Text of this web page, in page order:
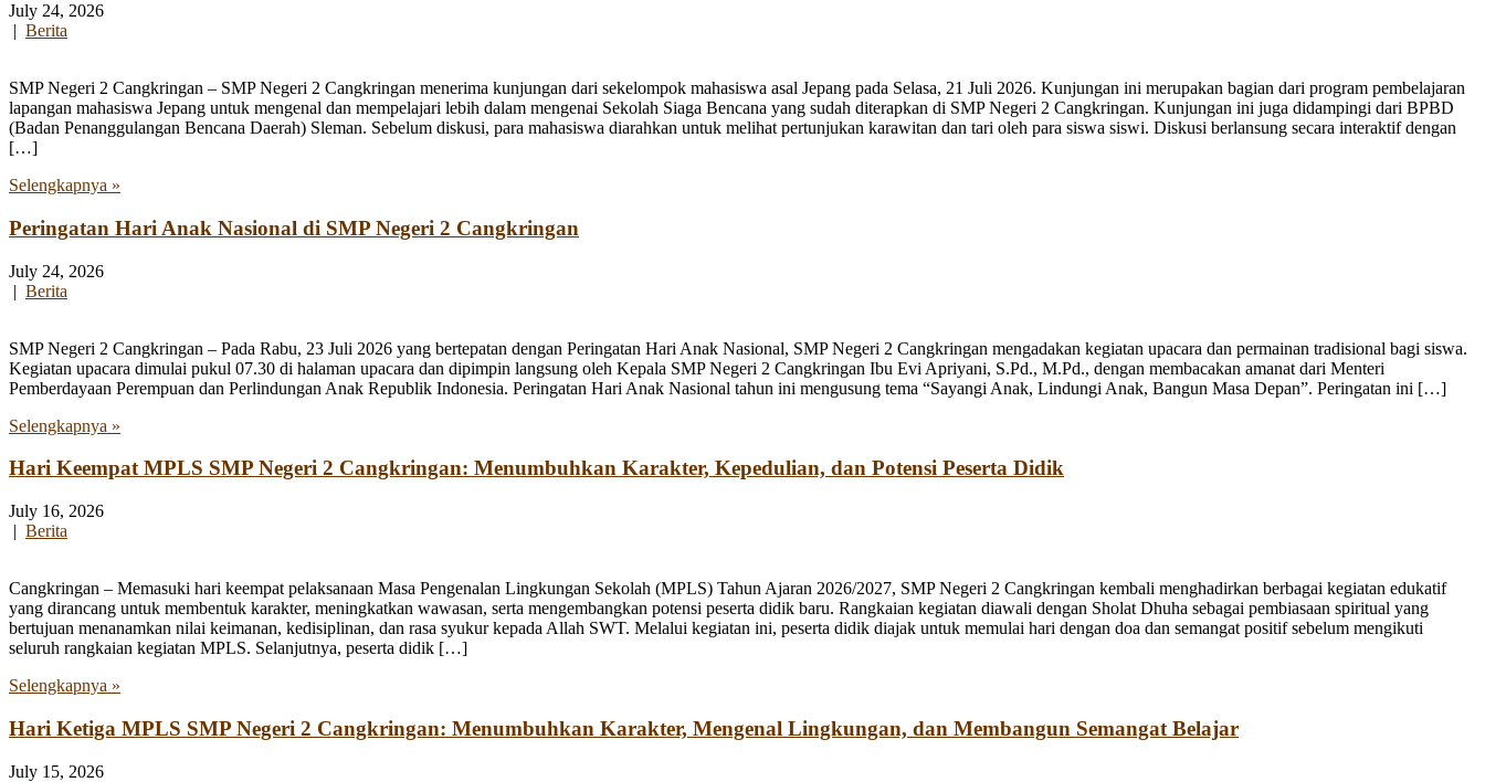
July 24, 2026
| Berita
SMP Negeri 2 Cangkringan – SMP Negeri 2 Cangkringan menerima kunjungan dari sekelompok mahasiswa asal Jepang pada Selasa, 21 Juli 2026. Kunjungan ini merupakan bagian dari program pembelajaran
lapangan mahasiswa Jepang untuk mengenal dan mempelajari lebih dalam mengenai Sekolah Siaga Bencana yang sudah diterapkan di SMP Negeri 2 Cangkringan. Kunjungan ini juga didampingi dari BPBD
(Badan Penanggulangan Bencana Daerah) Sleman. Sebelum diskusi, para mahasiswa diarahkan untuk melihat pertunjukan karawitan dan tari oleh para siswa siswi. Diskusi berlansung secara interaktif dengan
[…]
Selengkapnya »
Peringatan Hari Anak Nasional di SMP Negeri 2 Cangkringan
July 24, 2026
| Berita
SMP Negeri 2 Cangkringan – Pada Rabu, 23 Juli 2026 yang bertepatan dengan Peringatan Hari Anak Nasional, SMP Negeri 2 Cangkringan mengadakan kegiatan upacara dan permainan tradisional bagi siswa.
Kegiatan upacara dimulai pukul 07.30 di halaman upacara dan dipimpin langsung oleh Kepala SMP Negeri 2 Cangkringan Ibu Evi Apriyani, S.Pd., M.Pd., dengan membacakan amanat dari Menteri
Pemberdayaan Perempuan dan Perlindungan Anak Republik Indonesia. Peringatan Hari Anak Nasional tahun ini mengusung tema “Sayangi Anak, Lindungi Anak, Bangun Masa Depan”. Peringatan ini […]
Selengkapnya »
Hari Keempat MPLS SMP Negeri 2 Cangkringan: Menumbuhkan Karakter, Kepedulian, dan Potensi Peserta Didik
July 16, 2026
| Berita
Cangkringan – Memasuki hari keempat pelaksanaan Masa Pengenalan Lingkungan Sekolah (MPLS) Tahun Ajaran 2026/2027, SMP Negeri 2 Cangkringan kembali menghadirkan berbagai kegiatan edukatif
yang dirancang untuk membentuk karakter, meningkatkan wawasan, serta mengembangkan potensi peserta didik baru. Rangkaian kegiatan diawali dengan Sholat Dhuha sebagai pembiasaan spiritual yang
bertujuan menanamkan nilai keimanan, kedisiplinan, dan rasa syukur kepada Allah SWT. Melalui kegiatan ini, peserta didik diajak untuk memulai hari dengan doa dan semangat positif sebelum mengikuti
seluruh rangkaian kegiatan MPLS. Selanjutnya, peserta didik […]
Selengkapnya »
Hari Ketiga MPLS SMP Negeri 2 Cangkringan: Menumbuhkan Karakter, Mengenal Lingkungan, dan Membangun Semangat Belajar
July 15, 2026